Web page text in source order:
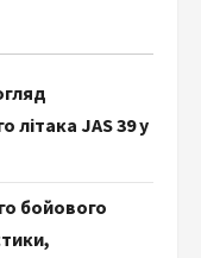
літака JAS 39 у
бойового